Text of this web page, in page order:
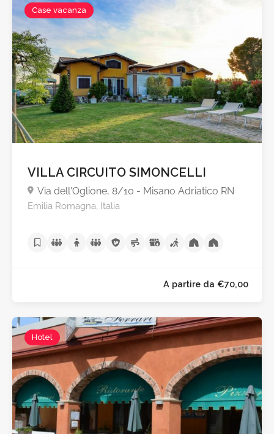
A partire da
Case vacanza
VILLA CIRCUITO SIMONCELLI
Via dell'Oglione, 8/10 - Misano Adriatico RN
Emilia Romagna, Italia
Hotel